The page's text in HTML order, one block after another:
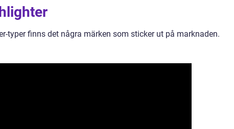
typer finns det några märken som sticker ut på marknaden.